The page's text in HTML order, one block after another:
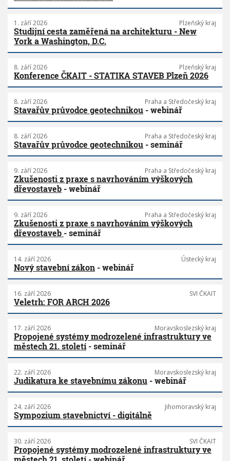
1. září 2026 Plzeňský kraj
Studijní cesta zaměřená na architekturu - New
York a Washington, D.C.
8. září 2026 Plzeňský kraj
Konference ČKAIT - STATIKA STAVEB Plzeň 2026
8. září 2026 Praha a Středočeský kraj
Stavařův průvodce geotechnikou - webinář
8. září 2026 Praha a Středočeský kraj
Stavařův průvodce geotechnikou - seminář
9. září 2026 Praha a Středočeský kraj
Zkušenosti z praxe s navrhováním výškových
dřevostaveb - webinář
9. září 2026 Praha a Středočeský kraj
Zkušenosti z praxe s navrhováním výškových
dřevostaveb - seminář
14. září 2026 Ústecký kraj
Nový stavební zákon - webinář
16. září 2026 SVI ČKAIT
Veletrh: FOR ARCH 2026
17. září 2026 Moravskoslezský kraj
Propojené systémy modrozelené infrastruktury ve
městech 21. století - seminář
22. září 2026 Moravskoslezský kraj
Judikatura ke stavebnímu zákonu - webinář
24. září 2026 Jihomoravský kraj
Sympozium stavebnictví - digitálně
30. září 2026 SVI ČKAIT
Propojené systémy modrozelené infrastruktury ve